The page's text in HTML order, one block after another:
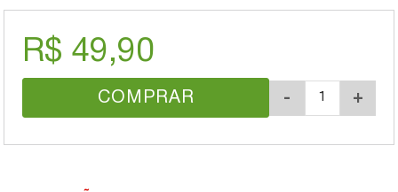
R$ 49,90
COMPRAR - +